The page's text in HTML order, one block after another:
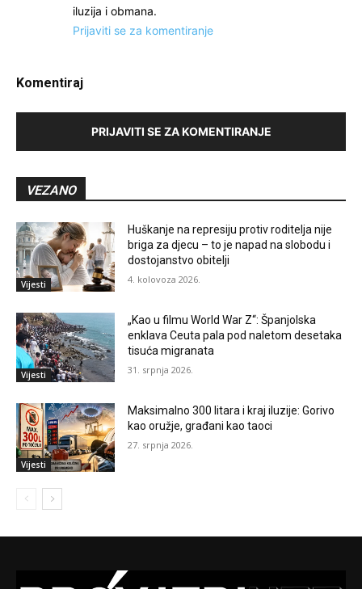
iluzija i obmana.
Prijaviti se za komentiranje
Komentiraj
PRIJAVITI SE ZA KOMENTIRANJE
VEZANO
Vijesti
Huškanje na represiju protiv roditelja nije
briga za djecu – to je napad na slobodu i
dostojanstvo obitelji
4. kolovoza 2026.
Vijesti
„Kao u filmu World War Z“: Španjolska
enklava Ceuta pala pod naletom desetaka
tisuća migranata
31. srpnja 2026.
Vijesti
Maksimalno 300 litara i kraj iluzije: Gorivo
kao oružje, građani kao taoci
27. srpnja 2026.